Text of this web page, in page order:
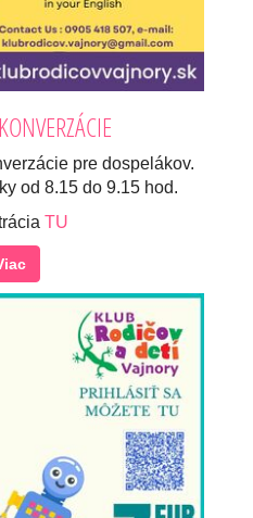
pre dospelákov.
od 8.15 do 9.15 hod.
TU